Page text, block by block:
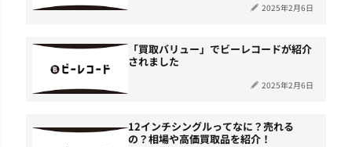
2025年2月6日
「買取バリュー」でビーレコードが紹介
されました
2025年2月6日
12インチシングルってなに？売れる
の？相場や高価買取品を紹介！